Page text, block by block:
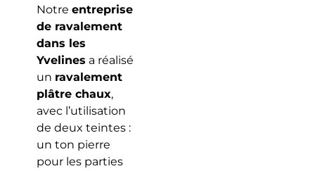
Notre entreprise
de ravalement
dans les
Yvelines a réalisé
un ravalement
plâtre chaux,
avec l’utilisation
de deux teintes :
un ton pierre
pour les parties